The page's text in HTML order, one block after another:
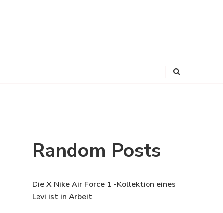
Random Posts
Die X Nike Air Force 1 -Kollektion eines
Levi ist in Arbeit